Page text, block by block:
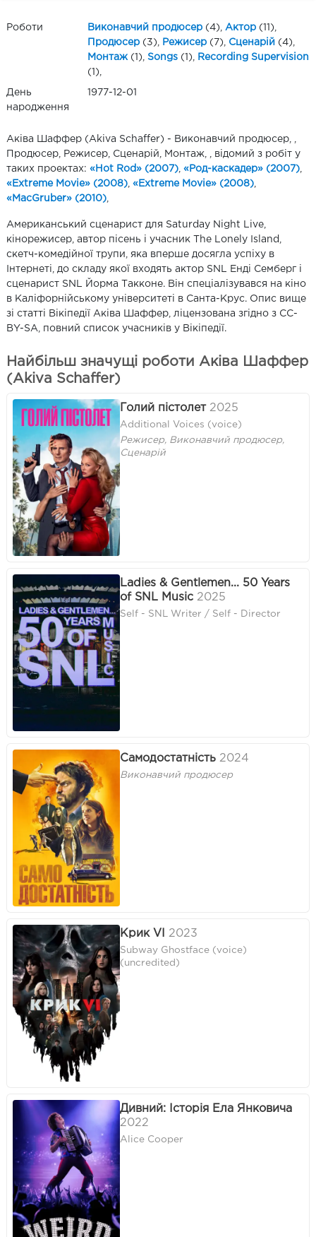
Роботи Виконавчий продюсер (4), Актор (11),
Продюсер (3), Режисер (7), Сценарій (4),
Монтаж (1), Songs (1),
Recording Supervision
(1),
День
народження
1977-12-01
Аківа Шаффер (Akiva Schaffer) - Виконавчий продюсер, ,
Продюсер, Режисер, Сценарій, Монтаж, , відомий з робіт у
таких проектах: «Hot Rod» (2007) «Род-каскадер» (2007)
«Extreme Movie» (2008) «Extreme Movie» (2008)
«MacGruber» (2010)
Американський сценарист для Saturday Night Live,
кінорежисер, автор пісень і учасник The Lonely Island,
скетч-комедійної трупи, яка вперше досягла успіху в
Інтернеті, до складу якої входять актор SNL Енді Семберг і
сценарист SNL Йорма Такконе. Він спеціалізувався на кіно
в Каліфорнійському університеті в Санта-Крус. Опис вище
зі статті Вікіпедії Аківа Шаффер, ліцензована згідно з CC-
BY-SA, повний список учасників у Вікіпедії.
Найбільш значущі роботи Аківа Шаффер
(Akiva Schaffer)
Голий пістолет 2025
Additional Voices (voice)
Режисер, Виконавчий продюсер,
Сценарій
Ladies & Gentlemen... 50 Years
of SNL Music 2025
Self - SNL Writer / Self - Director
Самодостатність 2024
Виконавчий продюсер
Крик VI 2023
Subway Ghostface (voice)
(uncredited)
Дивний: Історія Ела Янковича
2022
Alice Cooper